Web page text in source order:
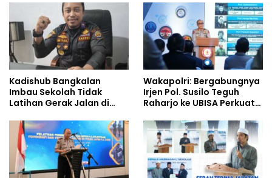
Pengelolaan Limbah
Berjalan Optimal
Siswa Sekolah Rakyat
Kadishub Bangkalan
Imbau Sekolah Tidak
Latihan Gerak Jalan di
Wakapolri: Bergabungnya
Irjen Pol. Susilo Teguh
Raharjo ke UBISA Perkuat
Studi Kepolisian